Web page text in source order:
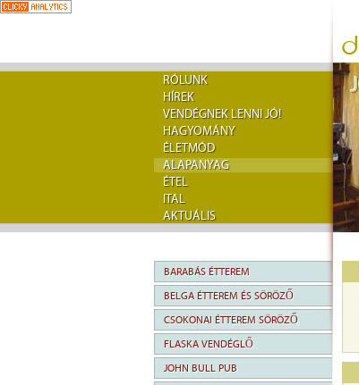
RÓLUNK
HÍREK
VENDÉGNEK LENNI JÓ!
HAGYOMÁNY
ÉLETMÓD
ALAPANYAG
ÉTEL
ITAL
AKTUÁLIS
BARABÁS ÉTTEREM
BELGA ÉTTEREM ÉS SÖRÖZŐ
CSOKONAI ÉTTEREM SÖRÖZŐ
FLASKA VENDÉGLŐ
JOHN BULL PUB